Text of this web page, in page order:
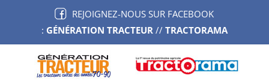
REJOIGNEZ-NOUS SUR FACEBOOK
: GÉNÉRATION TRACTEUR// TRACTORAMA